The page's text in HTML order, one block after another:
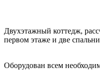
Двухэтажный коттедж,
первом этаже и две
Оборудован всем